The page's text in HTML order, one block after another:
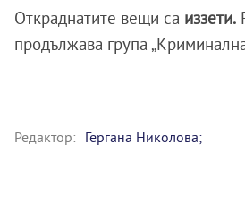
Откраднатите вещи са иззети.
продължава група
Редактор: Гергана Николова;